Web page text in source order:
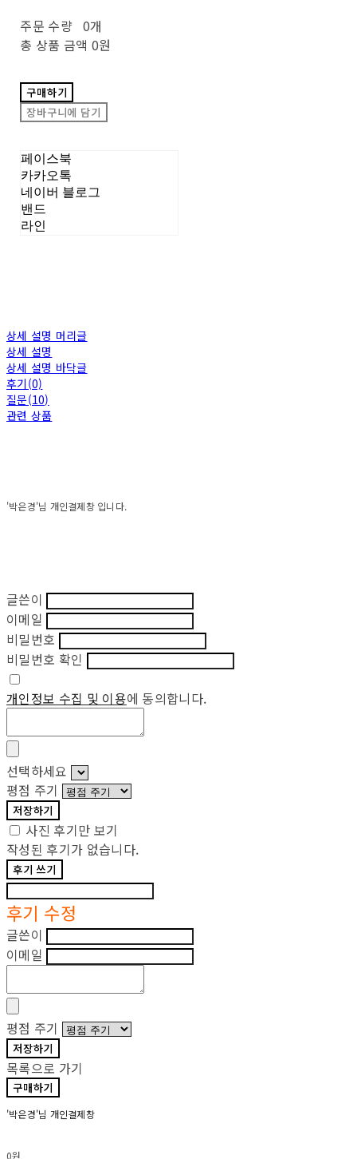
주문 수량 0개
총 상품 금액 0원
구매하기
장바구니에 담기
페이스북
카카오톡
네이버 블로그
밴드
라인
상세 설명 머리글
상세 설명
상세 설명 바닥글
후기(0)
질문(10)
관련 상품
'박은경'님 개인결제창 입니다.
글쓴이
이메일
비밀번호
비밀번호 확인
개인정보 수집 및 이용에 동의합니다.
선택하세요
평점 주기
저장하기
사진 후기만 보기
작성된 후기가 없습니다.
후기 쓰기
후기 수정
글쓴이
이메일
평점 주기
저장하기
목록으로 가기
구매하기
'박은경'님 개인결제창
0원